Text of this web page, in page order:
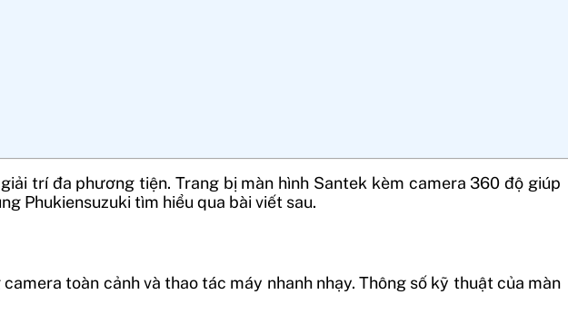
trí đa phương tiện. Trang bị màn hình Santek kèm camera 360 độ giúp
Phukiensuzuki tìm hiểu qua bài viết sau.
toàn cảnh và thao tác máy nhanh nhạy. Thông số kỹ thuật của màn